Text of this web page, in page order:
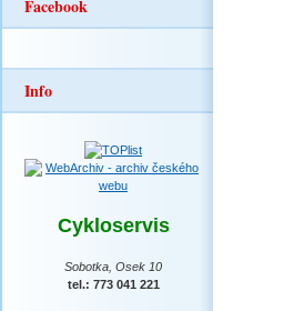
Facebook
Info
Cykloservis
Sobotka, Osek 10
tel.: 773 041 221